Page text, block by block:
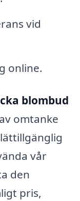
vid
online.
blombud
omtanke
vår
den
pris,